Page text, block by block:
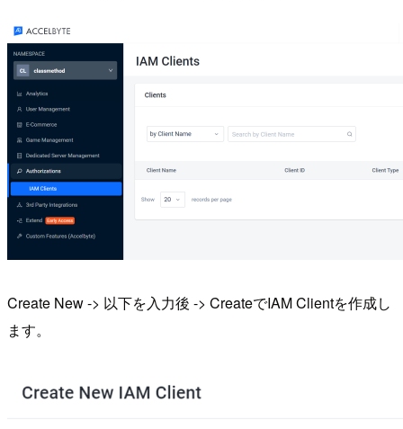
Create New -> 以下を入力後 -> CreateでIAM Clientを作成し
ます。